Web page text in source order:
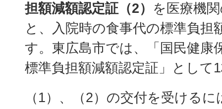
担額減額認定証（2） を医療機
と、入院時の食事代の標準負担
す。東広島市では、「国民健康
標準負担額減額認定証」として
（1）、（2）の交付を受ける